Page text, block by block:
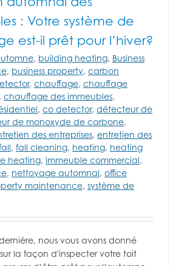
: Votre système de
est-il prêt pour l’hiver?
, building heating, Business
, business property, carbon
, chauffage, chauffage
, chauffage des immeubles,
, co detector, détecteur de
de monoxyde de carbone,
des entreprises, entretien des
, fall cleaning, heating, heating
heating, immeuble commercial,
, nettoyage automnal, office
maintenance, système de
nous vous avons donné
sur la façon d'inspecter votre toit